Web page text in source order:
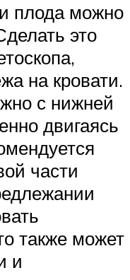
плода можно
это
на кровати.
с нижней
двигаясь
части
также может
и